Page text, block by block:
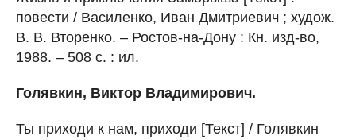
повести / Василенко, Иван Дмитриевич ; худож.
В. В. Вторенко. – Ростов-на-Дону : Кн. изд-во,
1988. – 508 с. : ил.
Голявкин, Виктор Владимирович.
Ты приходи к нам, приходи [Текст] / Голявкин